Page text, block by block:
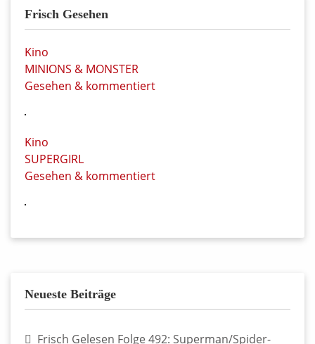
Frisch Gesehen
Kino
MINIONS & MONSTER
Gesehen & kommentiert
Kino
SUPERGIRL
Gesehen & kommentiert
Neueste Beiträge
Frisch Gelesen Folge 492: Superman/Spider-